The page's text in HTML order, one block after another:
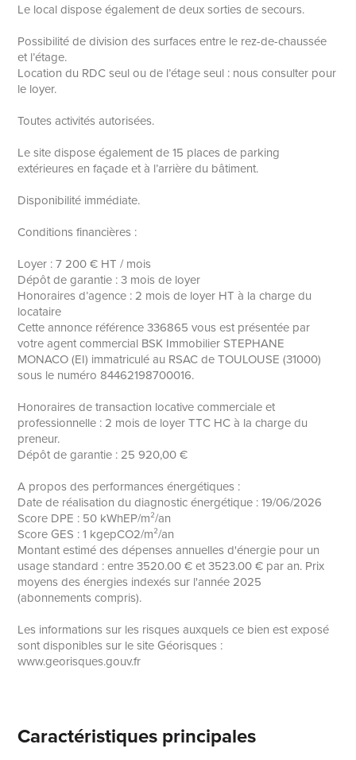
Le local dispose également de deux sorties de secours.
Possibilité de division des surfaces entre le rez-de-chaussée
et l’étage.
Location du RDC seul ou de l’étage seul : nous consulter pour
le loyer.
Toutes activités autorisées.
Le site dispose également de 15 places de parking
extérieures en façade et à l’arrière du bâtiment.
Disponibilité immédiate.
Conditions financières :
Loyer : 7 200 € HT / mois
Dépôt de garantie : 3 mois de loyer
Honoraires d’agence : 2 mois de loyer HT à la charge du
locataire
Cette annonce référence 336865 vous est présentée par
votre agent commercial BSK Immobilier STEPHANE
MONACO (EI) immatriculé au RSAC de TOULOUSE (31000)
sous le numéro 84462198700016.
Honoraires de transaction locative commerciale et
professionnelle : 2 mois de loyer TTC HC à la charge du
preneur.
Dépôt de garantie : 25 920,00 €
A propos des performances énergétiques :
Date de réalisation du diagnostic énergétique : 19/06/2026
Score DPE : 50 kWhEP/m²/an
Score GES : 1 kgepCO2/m²/an
Montant estimé des dépenses annuelles d'énergie pour un
usage standard : entre 3520.00 € et 3523.00 € par an. Prix
moyens des énergies indexés sur l'année 2025
(abonnements compris).
Les informations sur les risques auxquels ce bien est exposé
sont disponibles sur le site Géorisques :
www.georisques.gouv.fr
Caractéristiques principales